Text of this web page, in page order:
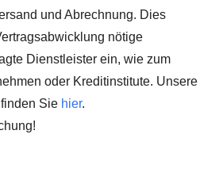
und Abrechnung. Dies
nötige
Dienstleister ein, wie zum
oder Kreditinstitute. Unsere
Sie hier.